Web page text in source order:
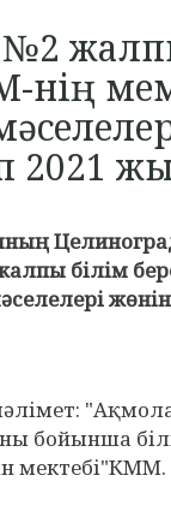
нің
2021
білім
бойынша